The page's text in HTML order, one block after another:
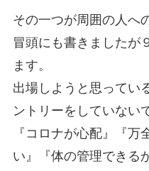
その一つが周囲の人へ
冒頭にも書きましたが
ます。
出場しようと思ってい
ントリーをしていない
『コロナが心配』『
い』『体の管理できる